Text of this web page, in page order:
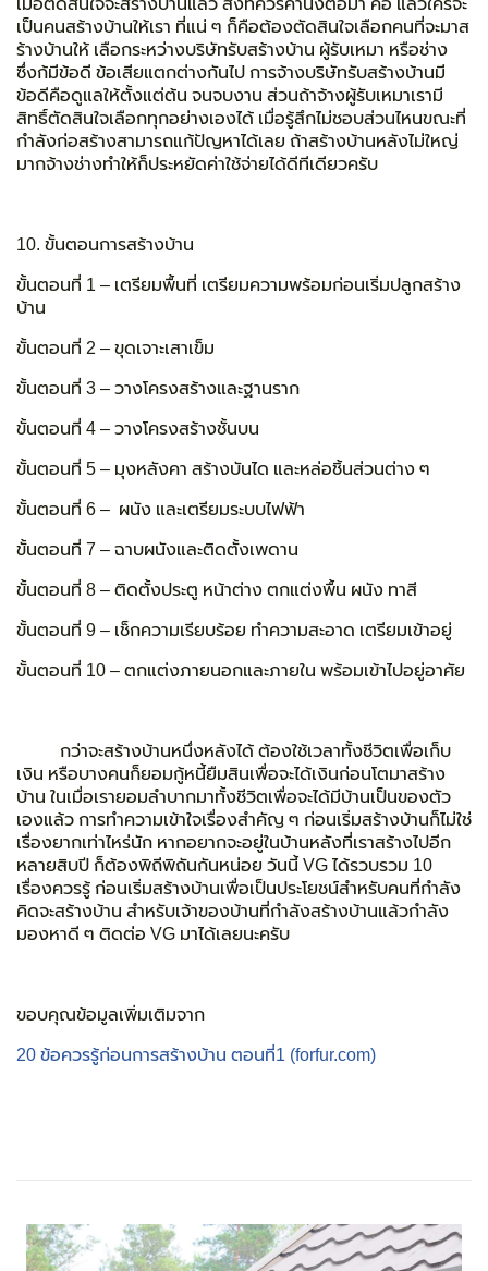
เมื่อตัดสินใจจะสร้างบ้านแล้ว สิ่งที่ควรคำนึงต่อมา คือ แล้วใครจะ
เป็นคนสร้างบ้านให้เรา ที่แน่ ๆ ก็คือต้องตัดสินใจเลือกคนที่จะมาส
ร้างบ้านให้ เลือกระหว่างบริษัทรับสร้างบ้าน ผู้รับเหมา หรือช่าง
ซึ่งก้มีข้อดี ข้อเสียแตกต่างกันไป การจ้างบริษัทรับสร้างบ้านมี
ข้อดีคือดูแลให้ตั้งแต่ต้น จนจบงาน ส่วนถ้าจ้างผู้รับเหมาเรามี
สิทธิ์ตัดสินใจเลือกทุกอย่างเองได้ เมื่อรู้สึกไม่ชอบส่วนไหนขณะที่
กำลังก่อสร้างสามารถแก้ปัญหาได้เลย ถ้าสร้างบ้านหลังไม่ใหญ่
มากจ้างช่างทำให้ก็ประหยัดค่าใช้จ่ายได้ดีทีเดียวครับ
10. ขั้นตอนการสร้างบ้าน
ขั้นตอนที่ 1 – เตรียมพื้นที่ เตรียมความพร้อมก่อนเริ่มปลูกสร้าง
บ้าน
ขั้นตอนที่ 2 – ขุดเจาะเสาเข็ม
ขั้นตอนที่ 3 – วางโครงสร้างและฐานราก
ขั้นตอนที่ 4 – วางโครงสร้างชั้นบน
ขั้นตอนที่ 5 – มุงหลังคา สร้างบันได และหล่อชิ้นส่วนต่าง ๆ
ขั้นตอนที่ 6 – ผนัง และเตรียมระบบไฟฟ้า
ขั้นตอนที่ 7 – ฉาบผนังและติดตั้งเพดาน
ขั้นตอนที่ 8 – ติดตั้งประตู หน้าต่าง ตกแต่งพื้น ผนัง ทาสี
ขั้นตอนที่ 9 – เช็กความเรียบร้อย ทำความสะอาด เตรียมเข้าอยู่
ขั้นตอนที่ 10 – ตกแต่งภายนอกและภายใน พร้อมเข้าไปอยู่อาศัย
กว่าจะสร้างบ้านหนึ่งหลังได้ ต้องใช้เวลาทั้งชีวิตเพื่อเก็บ
เงิน หรือบางคนก็ยอมกู้หนี้ยืมสินเพื่อจะได้เงินก่อนโตมาสร้าง
บ้าน ในเมื่อเรายอมลำบากมาทั้งชีวิตเพื่อจะได้มีบ้านเป็นของตัว
เองแล้ว การทำความเข้าใจเรื่องสำคัญ ๆ ก่อนเริ่มสร้างบ้านก็ไม่ใช่
เรื่องยากเท่าไหร่นัก หากอยากจะอยู่ในบ้านหลังที่เราสร้างไปอีก
หลายสิบปี ก็ต้องพิถีพิถันกันหน่อย วันนี้ VG ได้รวบรวม 10
เรื่องควรรู้ ก่อนเริ่มสร้างบ้านเพื่อเป็นประโยชน์สำหรับคนที่กำลัง
คิดจะสร้างบ้าน สำหรับเจ้าของบ้านที่กำลังสร้างบ้านแล้วกำลัง
มองหาดี ๆ ติดต่อ VG มาได้เลยนะครับ
ขอบคุณข้อมูลเพิ่มเติมจาก
20 ข้อควรรู้ก่อนการสร้างบ้าน ตอนที่1 (forfur.com)